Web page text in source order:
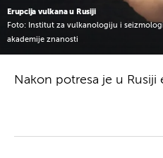
Erupcija vulkana u Rusiji
Foto: Institut za vulkanologiju i
akademije znanosti
Nakon potresa je u Rusiji